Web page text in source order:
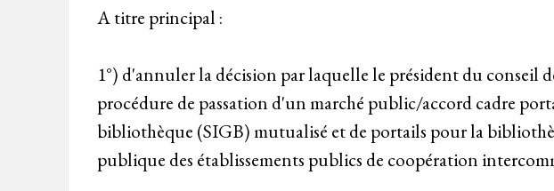
A titre principal :
1°) d'annuler la décision par laquelle le président du conseil
procédure de passation d'un marché public/accord cadre
bibliothèque (SIGB) mutualisé et de portails pour la
publique des établissements publics de coopération